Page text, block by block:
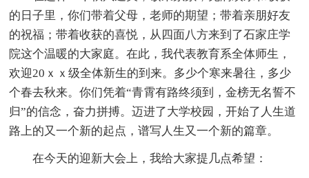
的日子里，你们带着父母，老师的期望；带着亲朋好友
的祝福；带着收获的喜悦，从四面八方来到了石家庄学
院这个温暖的大家庭。在此，我代表教育系全体师生，
欢迎20ｘｘ级全体新生的到来。多少个寒来暑往，多少
个春去秋来。你们凭着“青霄有路终须到，金榜无名誓不
归”的信念，奋力拼搏。迈进了大学校园，开始了人生道
路上的又一个新的起点，谱写人生又一个新的篇章。
在今天的迎新大会上，我给大家提几点希望：